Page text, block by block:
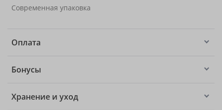
Современная упаковка
Оплата
Бонусы
Хранение и уход